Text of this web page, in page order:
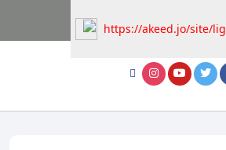
https://akeed.jo/site/